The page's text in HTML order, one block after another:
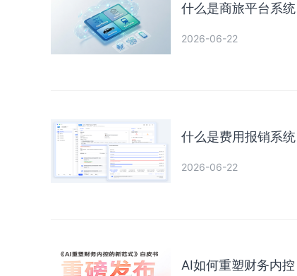
什么是商旅平台系
2026-06-22
什么是费用报销系
2026-06-22
AI如何重塑财务内